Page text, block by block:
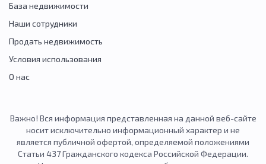
База недвижимости
Наши сотрудники
Продать недвижимость
Условия использования
О нас
Важно! Вся информация представленная на данной веб-сайте
носит исключительно информационный характер и не
является публичной офертой, определяемой положениями
Статьи 437 Гражданского кодекса Российской Федерации.